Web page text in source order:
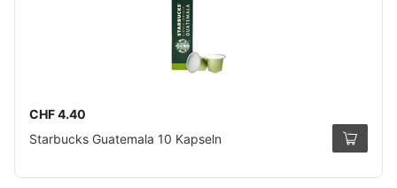
CHF 4.40
Starbucks Guatemala 10 Kapseln